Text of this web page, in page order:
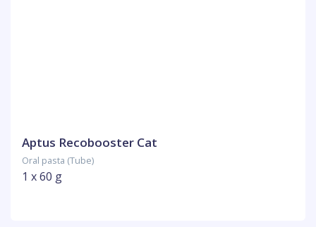
Aptus Recobooster Cat
Oral pasta (Tube)
1 x 60 g